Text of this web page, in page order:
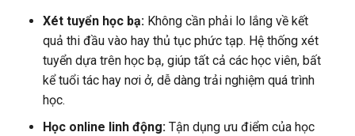
Xét tuyển học bạ:Không cần phải lo lắng về kết
quả thi đầu vào hay thủ tục phức tạp. Hệ thống xét
tuyển dựa trên học bạ, giúp tất cả các học viên, bất
kể tuổi tác hay nơi ở, dễ dàng trải nghiệm quá trình
học.
Học online linh động:Tận dụng ưu điểm của học